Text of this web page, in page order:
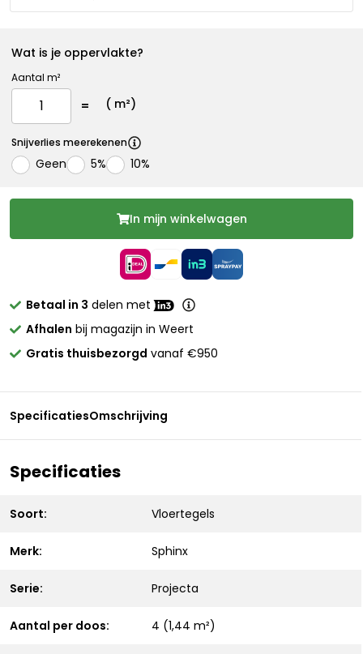
Wat is je oppervlakte?
Aantal m²
( m²)
Snijverlies meerekenen
Geen 5% 10%
In mijn winkelwagen
Betaal in 3 delen met
Afhalen bij magazijn in Weert
Gratis thuisbezorgd vanaf €950
SpecificatiesOmschrijving
Specificaties
Soort: Vloertegels
Merk: Sphinx
Serie: Projecta
Aantal per doos: 4 (1,44 m²)